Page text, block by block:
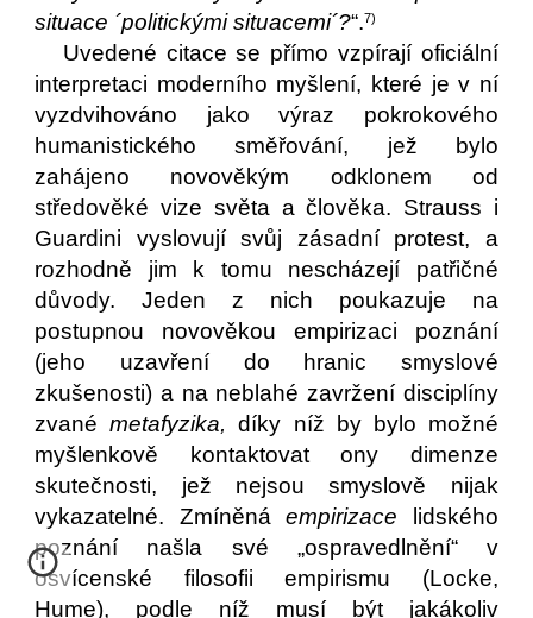
situace ´politickými situacemi´?“.7)
Uvedené citace se přímo vzpírají oficiální
interpretaci moderního myšlení, které je v ní
vyzdvihováno jako výraz pokrokového
humanistického směřování, jež bylo
zahájeno novověkým odklonem od
středověké vize světa a člověka. Strauss i
Guardini vyslovují svůj zásadní protest, a
rozhodně jim k tomu nescházejí patřičné
důvody. Jeden z nich poukazuje na
postupnou novověkou empirizaci poznání
(jeho uzavření do hranic smyslové
zkušenosti) a na neblahé zavržení disciplíny
zvanémetafyzika, díky níž by bylo možné
myšlenkově kontaktovat ony dimenze
skutečnosti, jež nejsou smyslově nijak
vykazatelné. Zmíněnáempirizace lidského
poznání našla své „ospravedlnění“ v
osvícenské filosofii empirismu (Locke,
Hume), podle níž musí být jakákoliv